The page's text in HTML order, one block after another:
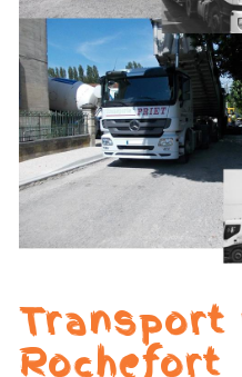
Transport
Rochefort